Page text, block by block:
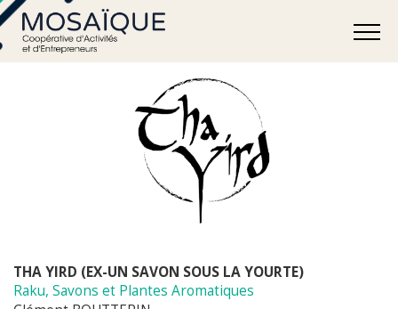
THA YIRD (EX-UN SAVON SOUS LA YOURTE)
Raku, Savons et Plantes Aromatiques